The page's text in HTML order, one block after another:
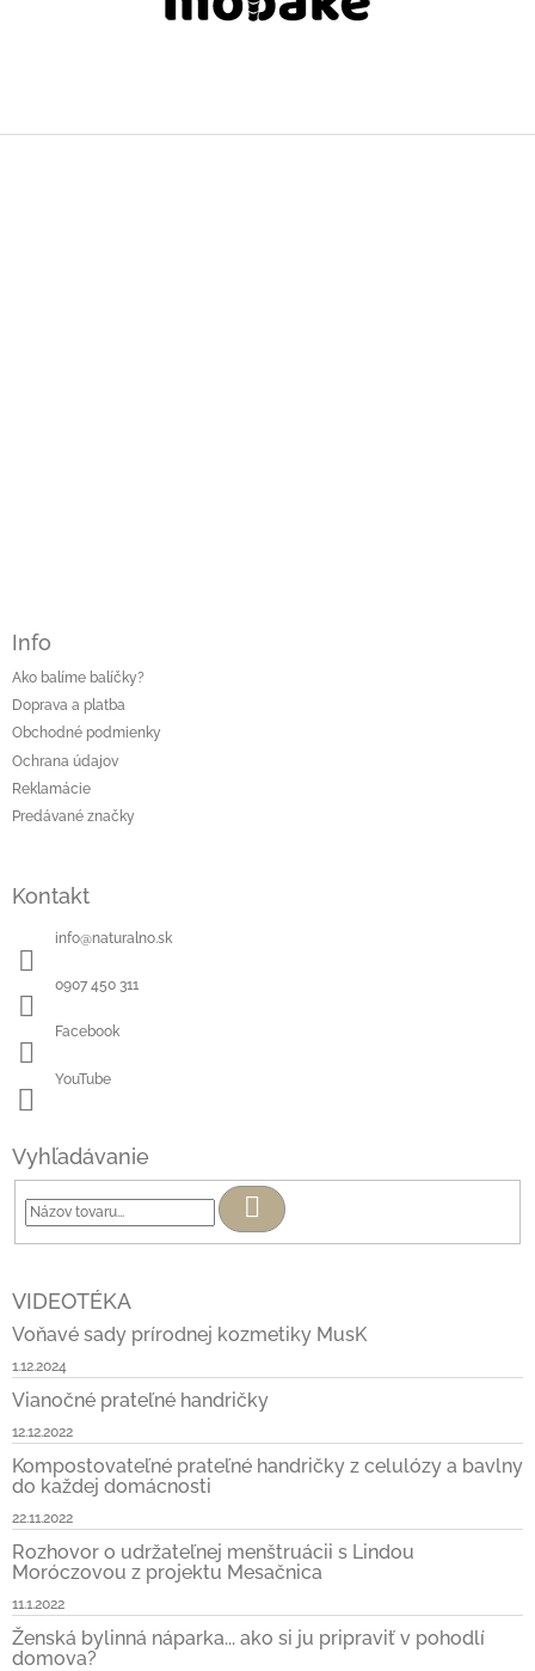
Info
Ako balíme balíčky?
Doprava a platba
Obchodné podmienky
Ochrana údajov
Reklamácie
Predávané značky
Kontakt
info@naturalno.sk
0907 450 311
Facebook
YouTube
Vyhľadávanie
Hľadať
VIDEOTÉKA
Voňavé sady prírodnej kozmetiky MusK
1.12.2024
Vianočné prateľné handričky
12.12.2022
Kompostovateľné prateľné handričky z celulózy a bavlny
do každej domácnosti
22.11.2022
Rozhovor o udržateľnej menštruácii s Lindou
Moróczovou z projektu Mesačnica
11.1.2022
Ženská bylinná náparka... ako si ju pripraviť v pohodlí
domova?